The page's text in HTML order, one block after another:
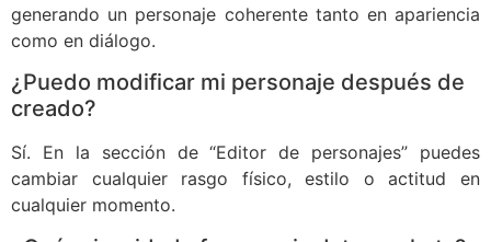
generando un personaje coherente tanto en apariencia
como en diálogo.
¿Puedo modificar mi personaje después de
creado?
Sí. En la sección de “Editor de personajes” puedes
cambiar cualquier rasgo físico, estilo o actitud en
cualquier momento.